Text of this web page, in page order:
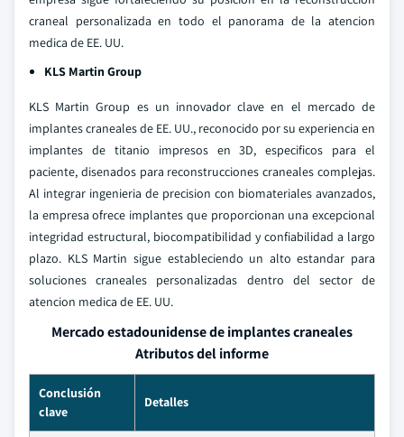
craneal personalizada en todo el panorama de la atencion
medica de EE. UU.
KLS Martin Group
KLS Martin Group es un innovador clave en el mercado de
implantes craneales de EE. UU., reconocido por su experiencia en
implantes de titanio impresos en 3D, especificos para el
paciente, disenados para reconstrucciones craneales complejas.
Al integrar ingenieria de precision con biomateriales avanzados,
la empresa ofrece implantes que proporcionan una excepcional
integridad estructural, biocompatibilidad y confiabilidad a largo
plazo. KLS Martin sigue estableciendo un alto estandar para
soluciones craneales personalizadas dentro del sector de
atencion medica de EE. UU.
Mercado estadounidense de implantes craneales
Atributos del informe
Conclusión
clave
Detalles